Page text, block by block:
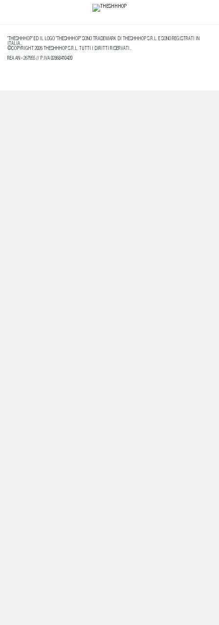
"THESHHHOP" ED IL LOGO "THESHHHOP" SONO TRADEMARK DI THESHHHOP S.R.L. E SONO REGISTRATI IN
ITALIA..
©COPYRIGHT 2026 THESHHHOP S.R.L. TUTTI I DIRITTI RISERVATI..
REA AN - 267955 // P.IVA 02868410420